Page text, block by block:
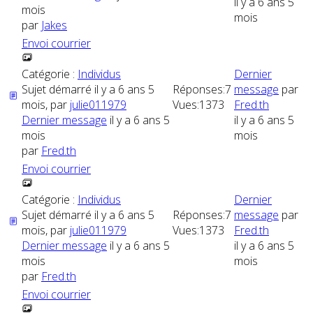
mois
par Jakes
mois
Envoi courrier
Catégorie : Individus
Sujet démarré il y a 6 ans 5
mois, par julie011979
Dernier message il y a 6 ans 5
mois
par Fred.th
Réponses:7
Vues:1373
Dernier
message par
Fred.th
il y a 6 ans 5
mois
Envoi courrier
Catégorie : Individus
Sujet démarré il y a 6 ans 5
mois, par julie011979
Dernier message il y a 6 ans 5
mois
par Fred.th
Réponses:7
Vues:1373
Dernier
message par
Fred.th
il y a 6 ans 5
mois
Envoi courrier